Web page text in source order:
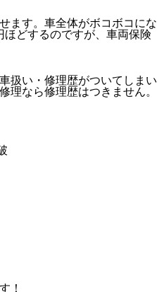
ます。車全体がボコボコにな
ほどするのですが、車両保険
扱い・修理歴がついてしまい
理なら修理歴はつきません。